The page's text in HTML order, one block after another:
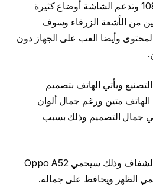
لك ألوان واضحة بجودة 1080 وتدعم الشاشة أوضاع كثيرة
من الأشعة الزرقاء وسوف
وأيضا العب على الجهاز دون
ويأتي الهاتف بتصميم
متين ورغم جمال ألوان
جمال التصميم وذلك بسبب
ولكن يمكنك وذع الجراب الشفاف وذلك سيحمي Oppo A52
الظهر ويحافظ على جماله.